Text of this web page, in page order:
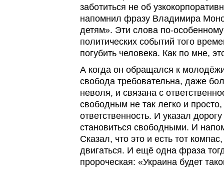
заботиться не об
напомнил фразу Владимира
детям». Эти слова по-особенному
политических событий того
погубить человека. Как по мне,
А когда он обращался к
свобода требовательна, даже
неволя, и связана с
свободным не так легко и
ответственность. И указал
становиться свободными. И
Сказал, что это и есть тот
двигаться. И ещё одна фраза
пророческая: «Украина будет